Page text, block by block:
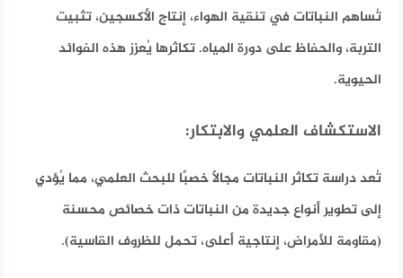
تُساهم النباتات في تنقية الهواء، إنتاج الأكسجين، تثبيت
التربة، والحفاظ على دورة المياه. تكاثرها يُعزز هذه الفوائد
الحيوية.
الاستكشاف العلمي والابتكار:
تُعد دراسة تكاثر النباتات مجالًا خصبًا للبحث العلمي، مما يُؤدي
إلى تطوير أنواع جديدة من النباتات ذات خصائص محسنة
(مقاومة للأمراض، إنتاجية أعلى، تحمل للظروف القاسية).